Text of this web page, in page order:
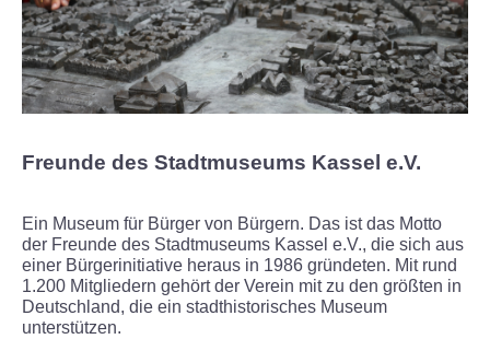
Infos
Termine
Gruppen und Schulen
Erzähltreff für Ältere
Virtuelle Führung
Freunde des Stadtmuseums Kassel e.V.
Ein Museum für Bürger von Bürgern. Das ist das Motto
der Freunde des Stadtmuseums Kassel e.V., die sich aus
einer Bürgerinitiative heraus in 1986 gründeten. Mit rund
1.200 Mitgliedern gehört der Verein mit zu den größten in
Deutschland, die ein stadthistorisches Museum
unterstützen.